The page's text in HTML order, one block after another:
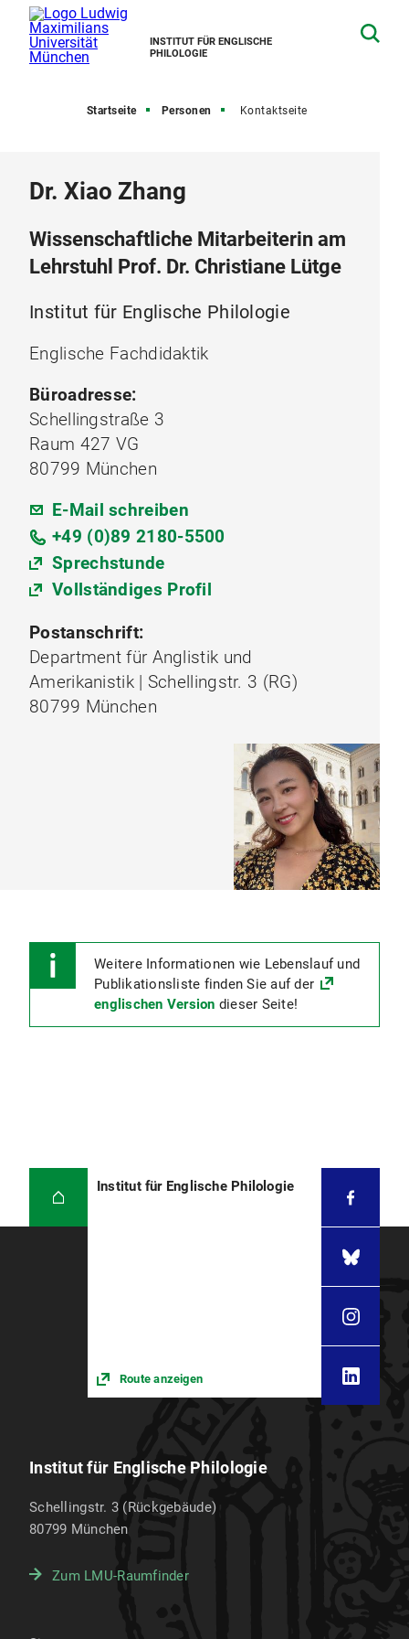
INSTITUT FÜR ENGLISCHE
PHILOLOGIE
Startseite Personen Kontaktseite
Dr. Xiao Zhang
Wissenschaftliche Mitarbeiterin am
Lehrstuhl Prof. Dr. Christiane Lütge
Institut für Englische Philologie
Englische Fachdidaktik
Büroadresse:
Schellingstraße 3
Raum 427 VG
80799 München
E-Mail schreiben
+49 (0)89 2180-5500
Sprechstunde
Vollständiges Profil
Postanschrift:
Department für Anglistik und
Amerikanistik | Schellingstr. 3 (RG)
80799 München
Weitere Informationen wie Lebenslauf und
Publikationsliste finden Sie auf der
englischen Version dieser Seite!
Institut für Englische Philologie
Route anzeigen
Institut für Englische Philologie
Schellingstr. 3 (Rückgebäude)
80799 München
Zum LMU-Raumfinder